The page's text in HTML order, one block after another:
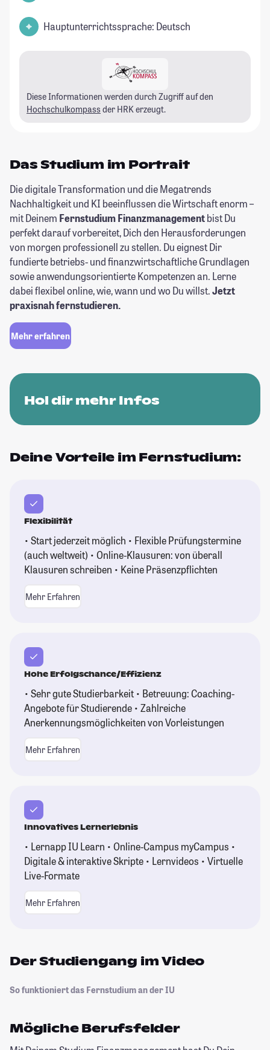
Hauptunterrichtssprache: Deutsch
Diese Informationen werden durch Zugriff auf den
Hochschulkompass der HRK erzeugt.
Das Studium im Portrait
Die digitale Transformation und die Megatrends
Nachhaltigkeit und KI beeinflussen die Wirtschaft enorm –
mit Deinem Fernstudium Finanzmanagementbist Du
perfekt darauf vorbereitet, Dich den Herausforderungen
von morgen professionell zu stellen. Du eignest Dir
fundierte betriebs- und finanzwirtschaftliche Grundlagen
sowie anwendungsorientierte Kompetenzen an. Lerne
dabei flexibel online, wie, wann und wo Du willst.Jetzt
praxisnah fernstudieren.
Mehr erfahren
Hol dir mehr Infos
Deine Vorteile im Fernstudium:
Flexibilität
• Start jederzeit möglich • Flexible Prüfungstermine
(auch weltweit) • Online-Klausuren: von überall
Klausuren schreiben • Keine Präsenzpflichten
Mehr Erfahren
Hohe Erfolgschance/Effizienz
• Sehr gute Studierbarkeit • Betreuung: Coaching-
Angebote für Studierende • Zahlreiche
Anerkennungsmöglichkeiten von Vorleistungen
Mehr Erfahren
Innovatives Lernerlebnis
• Lernapp IU Learn • Online-Campus myCampus •
Digitale & interaktive Skripte • Lernvideos • Virtuelle
Live-Formate
Mehr Erfahren
Der Studiengang im Video
So funktioniert das Fernstudium an der IU
Mögliche Berufsfelder